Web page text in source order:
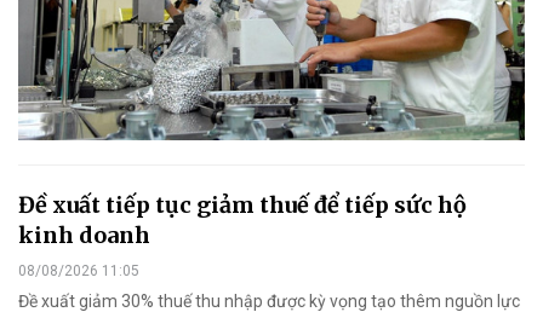
Đề xuất tiếp tục giảm thuế để tiếp sức hộ
kinh doanh
08/08/2026 11:05
Đề xuất giảm 30% thuế thu nhập được kỳ vọng tạo thêm nguồn lực